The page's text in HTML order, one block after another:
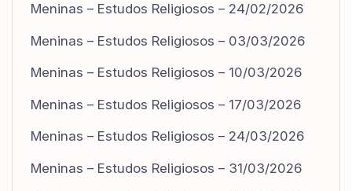
Meninas – Estudos Religiosos – 24/02/2026
Meninas – Estudos Religiosos – 03/03/2026
Meninas – Estudos Religiosos – 10/03/2026
Meninas – Estudos Religiosos – 17/03/2026
Meninas – Estudos Religiosos – 24/03/2026
Meninas – Estudos Religiosos – 31/03/2026